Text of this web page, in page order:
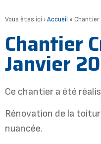
Vous êtes ici ›Accueil » Chantier
Chantier
Janvier
Ce chantier a été
Rénovation de la
nuancée.